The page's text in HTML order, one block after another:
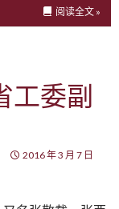
阅读全文 »
工委副
2016 年 3 月 7 日